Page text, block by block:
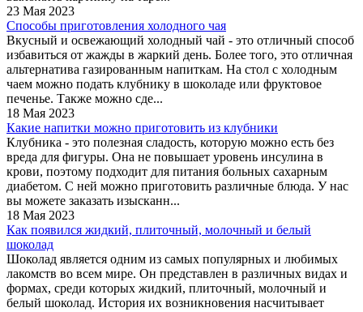
23 Мая 2023
Способы приготовления холодного чая
Вкусный и освежающий холодный чай - это отличный способ
избавиться от жажды в жаркий день. Более того, это отличная
альтернатива газированным напиткам. На стол с холодным
чаем можно подать клубнику в шоколаде или фруктовое
печенье. Также можно сде...
18 Мая 2023
Какие напитки можно приготовить из клубники
Клубника - это полезная сладость, которую можно есть без
вреда для фигуры. Она не повышает уровень инсулина в
крови, поэтому подходит для питания больных сахарным
диабетом. С ней можно приготовить различные блюда. У нас
вы можете заказать изысканн...
18 Мая 2023
Как появился жидкий, плиточный, молочный и белый
шоколад
Шоколад является одним из самых популярных и любимых
лакомств во всем мире. Он представлен в различных видах и
формах, среди которых жидкий, плиточный, молочный и
белый шоколад. История их возникновения насчитывает